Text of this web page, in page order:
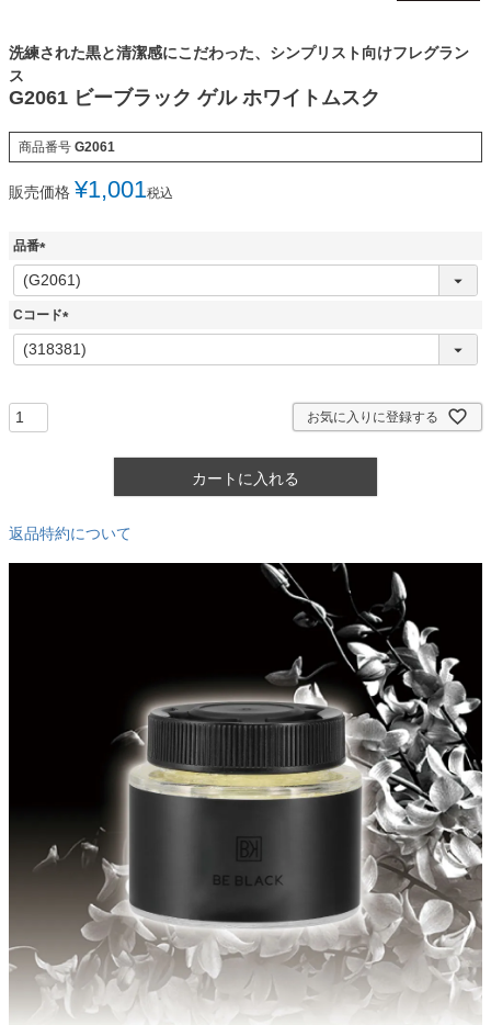
洗練された黒と清潔感にこだわった、シンプリスト向けフレグラン
ス
G2061 ビーブラック ゲル ホワイトムスク
商品番号 G2061
販売価格 ¥1,001税込
品番
(
必
須
Cコード
(
必
お気に入りに登録する
カートに入れる
返品特約について